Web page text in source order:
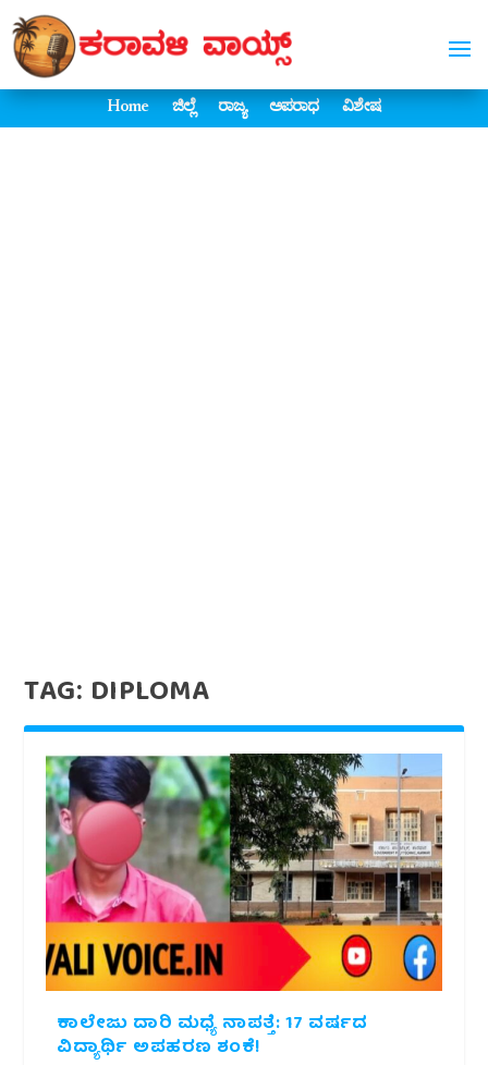
Home ಜಿಲ್ಲೆ ರಾಜ್ಯ ಅಪರಾಧ ವಿಶೇಷ
TAG: DIPLOMA
ಕಾಲೇಜು ದಾರಿ ಮಧ್ಯೆ ನಾಪತ್ತೆ: 17 ವರ್ಷದ
ವಿದ್ಯಾರ್ಥಿ ಅಪಹರಣ ಶಂಕೆ!